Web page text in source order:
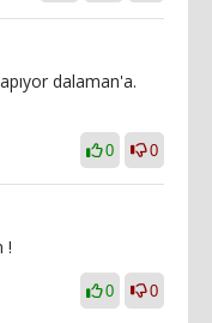
dalaman'a.
0 0
!
0 0